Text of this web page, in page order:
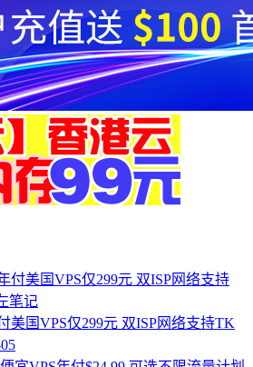
美国VPS仅299元 双ISP网络支持TK